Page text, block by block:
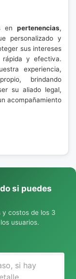
en pertenencias,
personalizado y
sus intereses
rápida y efectiva.
experiencia,
brindando
su aliado legal,
acompañamiento
si puedes
y costos de los 3
usuarios.